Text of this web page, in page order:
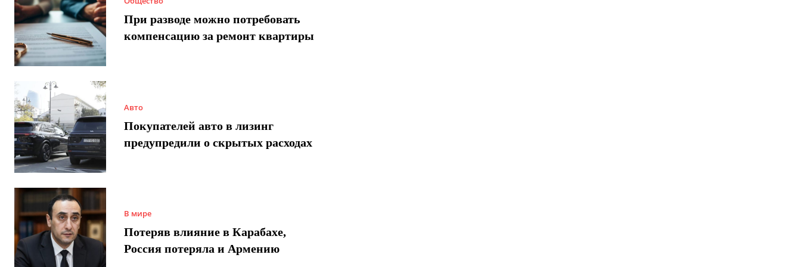
При разводе можно потребовать
компенсацию за ремонт квартиры
Авто
Покупателей авто в лизинг
предупредили о скрытых расходах
В мире
Потеряв влияние в Карабахе,
Россия потеряла и Армению